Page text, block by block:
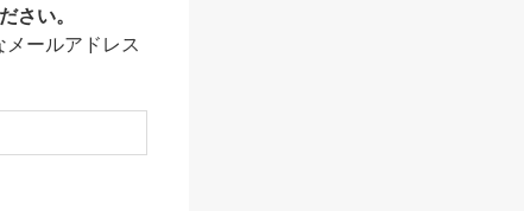
さい。
ールアドレス